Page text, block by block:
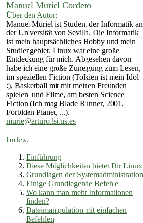
Manuel Muriel Cordero
Über den Autor:
Manuel Muriel ist Student der Informatik an
der Universität von Sevilla. Die Informatik
ist mein hauptsächliches Hobby und mein
Studiengebiet. Linux war eine große
Entdeckung für mich. Abgesehen davon
habe ich eine große Zuneigung zum Lesen,
im speziellen Fiction (Tolkien ist mein Idol
:), Basketball mit mit meinen Freunden
spielen, und Filme, am besten Science
Fiction (Ich mag Blade Runner, 2001,
Forbiden Planet, ...).
murie@arturo.lsi.us.es
Index:
Einführung
Diese Möglichkeiten bietet Dir Linux
Grundlagen der Systemadministration
Einige Grundlegende Befehle
Wo kann man mehr Informationen
finden?
Dateimanipulation mit einfachen
Befehlen